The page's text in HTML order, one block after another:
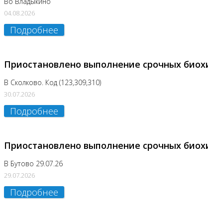
04.08.2026
Подробнее
Приостановлено выполнение срочных
В Сколково. Код (123,309,310)
30.07.2026
Подробнее
Приостановлено выполнение срочных
В Бутово 29.07.26
29.07.2026
Подробнее